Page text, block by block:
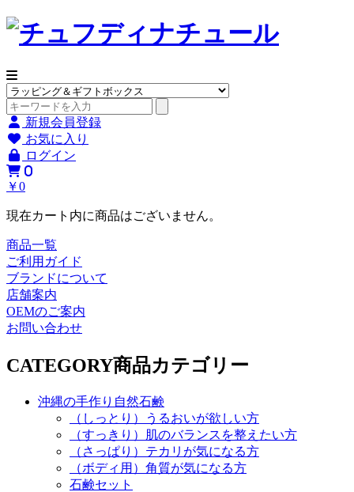
新規会員登録
お気に入り
ログイン
0
￥0
現在カート内に商品はございません。
商品一覧
ご利用ガイド
ブランドについて
店舗案内
OEMのご案内
お問い合わせ
CATEGORY商品カテゴリー
沖縄の手作り自然石鹸
（しっとり）うるおいが欲しい方
（すっきり）肌のバランスを整えたい方
（さっぱり）テカリが気になる方
（ボディ用）角質が気になる方
石鹸セット